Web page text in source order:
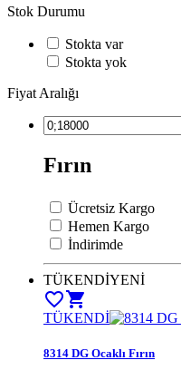
Stok Durumu
Stokta var
Stokta yok
Fiyat Aralığı
Fırın
Ücretsiz Kargo
Hemen Kargo
İndirimde
TÜKENDİYENİ
favorite_bordershopping_cart
TÜKENDİ
8314 DG Ocaklı Fırın